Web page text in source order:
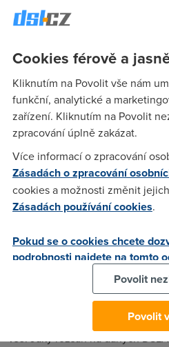
Jde mi konkrétně o DSLAMy T-
anonym(29.3.2012 07:02:32)
taky jsem to kdysi hledal . ale
na daného operátora tak bud
je , nebo vám prostě nic
anonym(29.3.2012 07:04:30)
většinou je Dslam tam kde je UT
operátora ale jelikož Timobile a
OSPF(30.3.2012 09:42:58)
No tak v prvni rade ti do vnitrni
Takoveto informace ti
mozna rekl, v jake ulici je
vse. Jaky rozsah na danych
Cookies férově a
Kliknutím na Povolit vše nám
funkční, analytické a
zařízení. Kliknutím na Povolit
zpracování úplně zakázat.
Více informací o zpracování
Zásadách o zpracování
cookies a možnosti změnit
Zásadách používání cookies.
Pokud se o cookies chcete
podrobnosti najdete na tomto
Povolit
Povolit